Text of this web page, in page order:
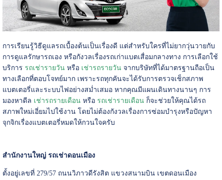
การเรียนรู้วิธีดูแลรถเบื้องต้นเป็นเรื่องดี แต่สำหรับใครที่ไม่ยากวุ่นวายกับ
การดูแลรักษารถเอง หรือกังวลเรื่องรถเก่าแบตเสื่อมกลางทาง การเลือกใช้
บริการ รถเช่ารายวันหรือ เช่ารถรายวันจากบริษัทที่ได้มาตรฐานถือเป็น
ทางเลือกที่ตอบโจทย์มาก เพราะรถทุกคันจะได้รับการตรวจเช็กสภาพ
แบตเตอรี่และระบบไฟอย่างสม่ำเสมอ หากคุณมีแผนเดินทางนานๆ การ
มองหาดีล เช่ารถรายเดือนหรือ รถเช่ารายเดือนก็จะช่วยให้คุณได้รถ
สภาพใหม่เอี่ยมไปใช้งาน โดยไม่ต้องกังวลเรื่องการซ่อมบำรุงหรือปัญหา
จุกจิกเรื่องแบตเตอรี่หมดให้กวนใจครับ
สำนักงานใหญ่ รถเช่าดอนเมือง
ตั้งอยู่เลขที่ 279/57 ถนนวิภาวดีรังสิต แขวงสนามบิน เขตดอนเมือง